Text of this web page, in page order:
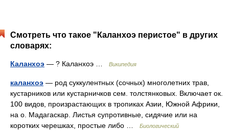
Смотреть что такое "Каланхоэ перистое" в других
словарях:
Каланхоэ — ? Каланхоэ … Википедия
каланхоэ — род суккулентных (сочных) многолетних трав,
кустарников или кустарничков сем. толстянковых. Включает ок.
100 видов, произрастающих в тропиках Азии, Южной Африки,
на о. Мадагаскар. Листья супротивные, сидячие или на
коротких черешках, простые либо …
Биологический